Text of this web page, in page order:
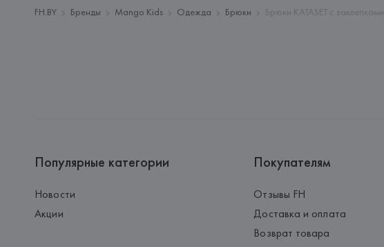
FH.BY Бренды Mango Kids Одежда Брюки Брюки KATASET с заклепками
Популярные категории
Новости
Акции
Покупателям
Отзывы FH
Доставка и оплата
Возврат товара